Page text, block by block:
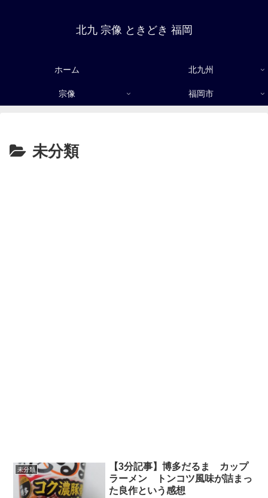
北九 宗像 ときどき 福岡
ホーム 北九州
宗像 福岡市
未分類
未分類
【3分記事】博多だるま カップ
ラーメン トンコツ風味が詰まっ
た良作という感想